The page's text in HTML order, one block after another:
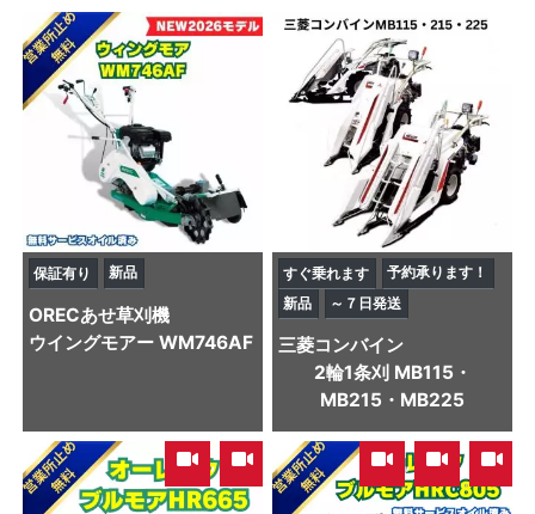
保証有り 新品
ORECあせ草刈機
ウイングモアー WM746AF
すぐ乗れます
予約承ります！
新品
～７日発送
三菱コンバイン
2輪1条刈 MB115・
MB215・MB225
, , ,